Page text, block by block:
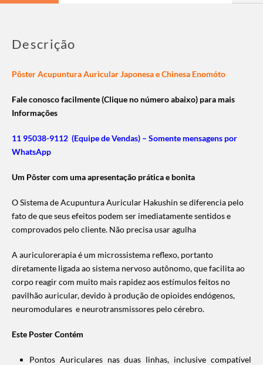
Descrição
Pôster Acupuntura Auricular Japonesa e Chinesa Enomóto
Fale conosco facilmente (Clique no número abaixo) para mais
Informações
11 95038-9112 (Equipe de Vendas) – Somente mensagens por
WhatsApp
Um Pôster com uma apresentação prática e bonita
O Sistema de Acupuntura Auricular Hakushin se diferencia pelo
fato de que seus efeitos podem ser imediatamente sentidos e
comprovados pelo cliente. Não precisa usar agulha
A auriculorerapia é um microssistema reflexo, portanto
diretamente ligada ao sistema nervoso autônomo, que facilita ao
corpo reagir com muito mais rapidez aos estímulos feitos no
pavilhão auricular, devido à produção de opioides endógenos,
neuromodulares e neurotransmissores pelo cérebro.
Este Poster Contém
Pontos Auriculares nas duas linhas, inclusive compatível